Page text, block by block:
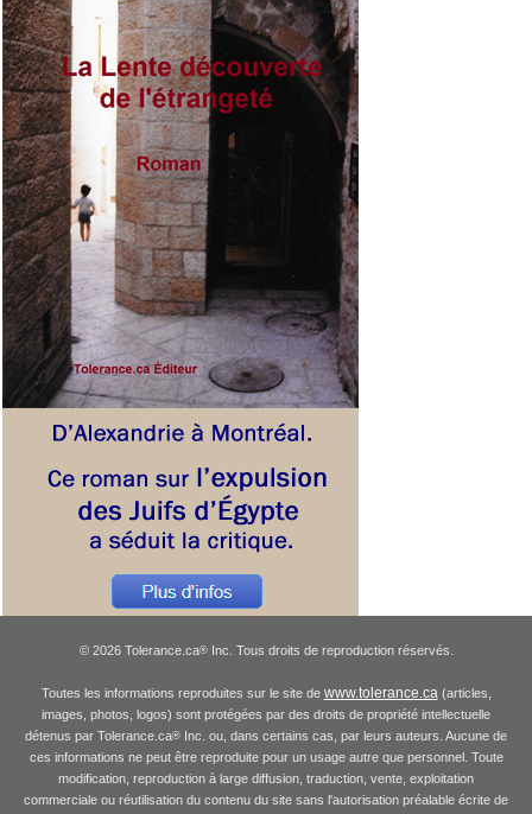
© 2026 Tolerance.ca®Inc. Tous droits de reproduction réservés.
Toutes les informations reproduites sur le site de www.tolerance.ca (articles,
images, photos, logos) sont protégées par des droits de propriété intellectuelle
détenus par Tolerance.ca® Inc. ou, dans certains cas, par leurs auteurs. Aucune de
ces informations ne peut être reproduite pour un usage autre que personnel. Toute
modification, reproduction à large diffusion, traduction, vente, exploitation
commerciale ou réutilisation du contenu du site sans l'autorisation préalable écrite de